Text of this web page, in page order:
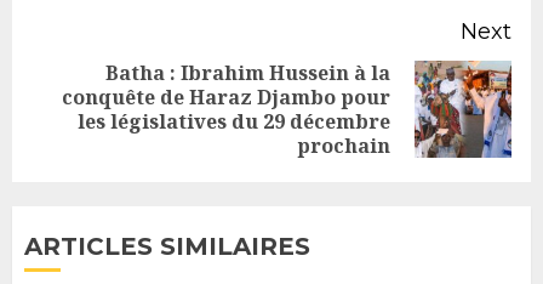
Next
Next
post:
Batha : Ibrahim Hussein à la
conquête de Haraz Djambo pour
les législatives du 29 décembre
prochain
ARTICLES SIMILAIRES